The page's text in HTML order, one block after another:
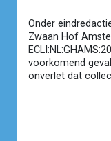
Onder
Zwaan Hof
voorkomend
onverlet dat